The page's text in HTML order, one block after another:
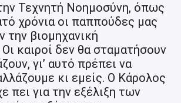
Τεχνητή Νοημοσύνη, όπως
χρόνια οι παππούδες μας
την βιομηχανική
καιροί δεν θα σταματήσουν
γι’ αυτό πρέπει να
κι εμείς. Ο Κάρολος
πει για την εξέλιξη των